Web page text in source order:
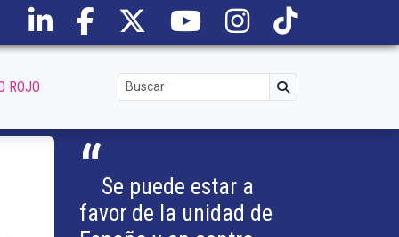
ROJO
“Se puede estar a
favor de la unidad de